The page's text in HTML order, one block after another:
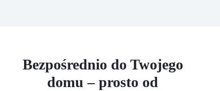
Bezpośrednio do Twojego
domu – prosto od